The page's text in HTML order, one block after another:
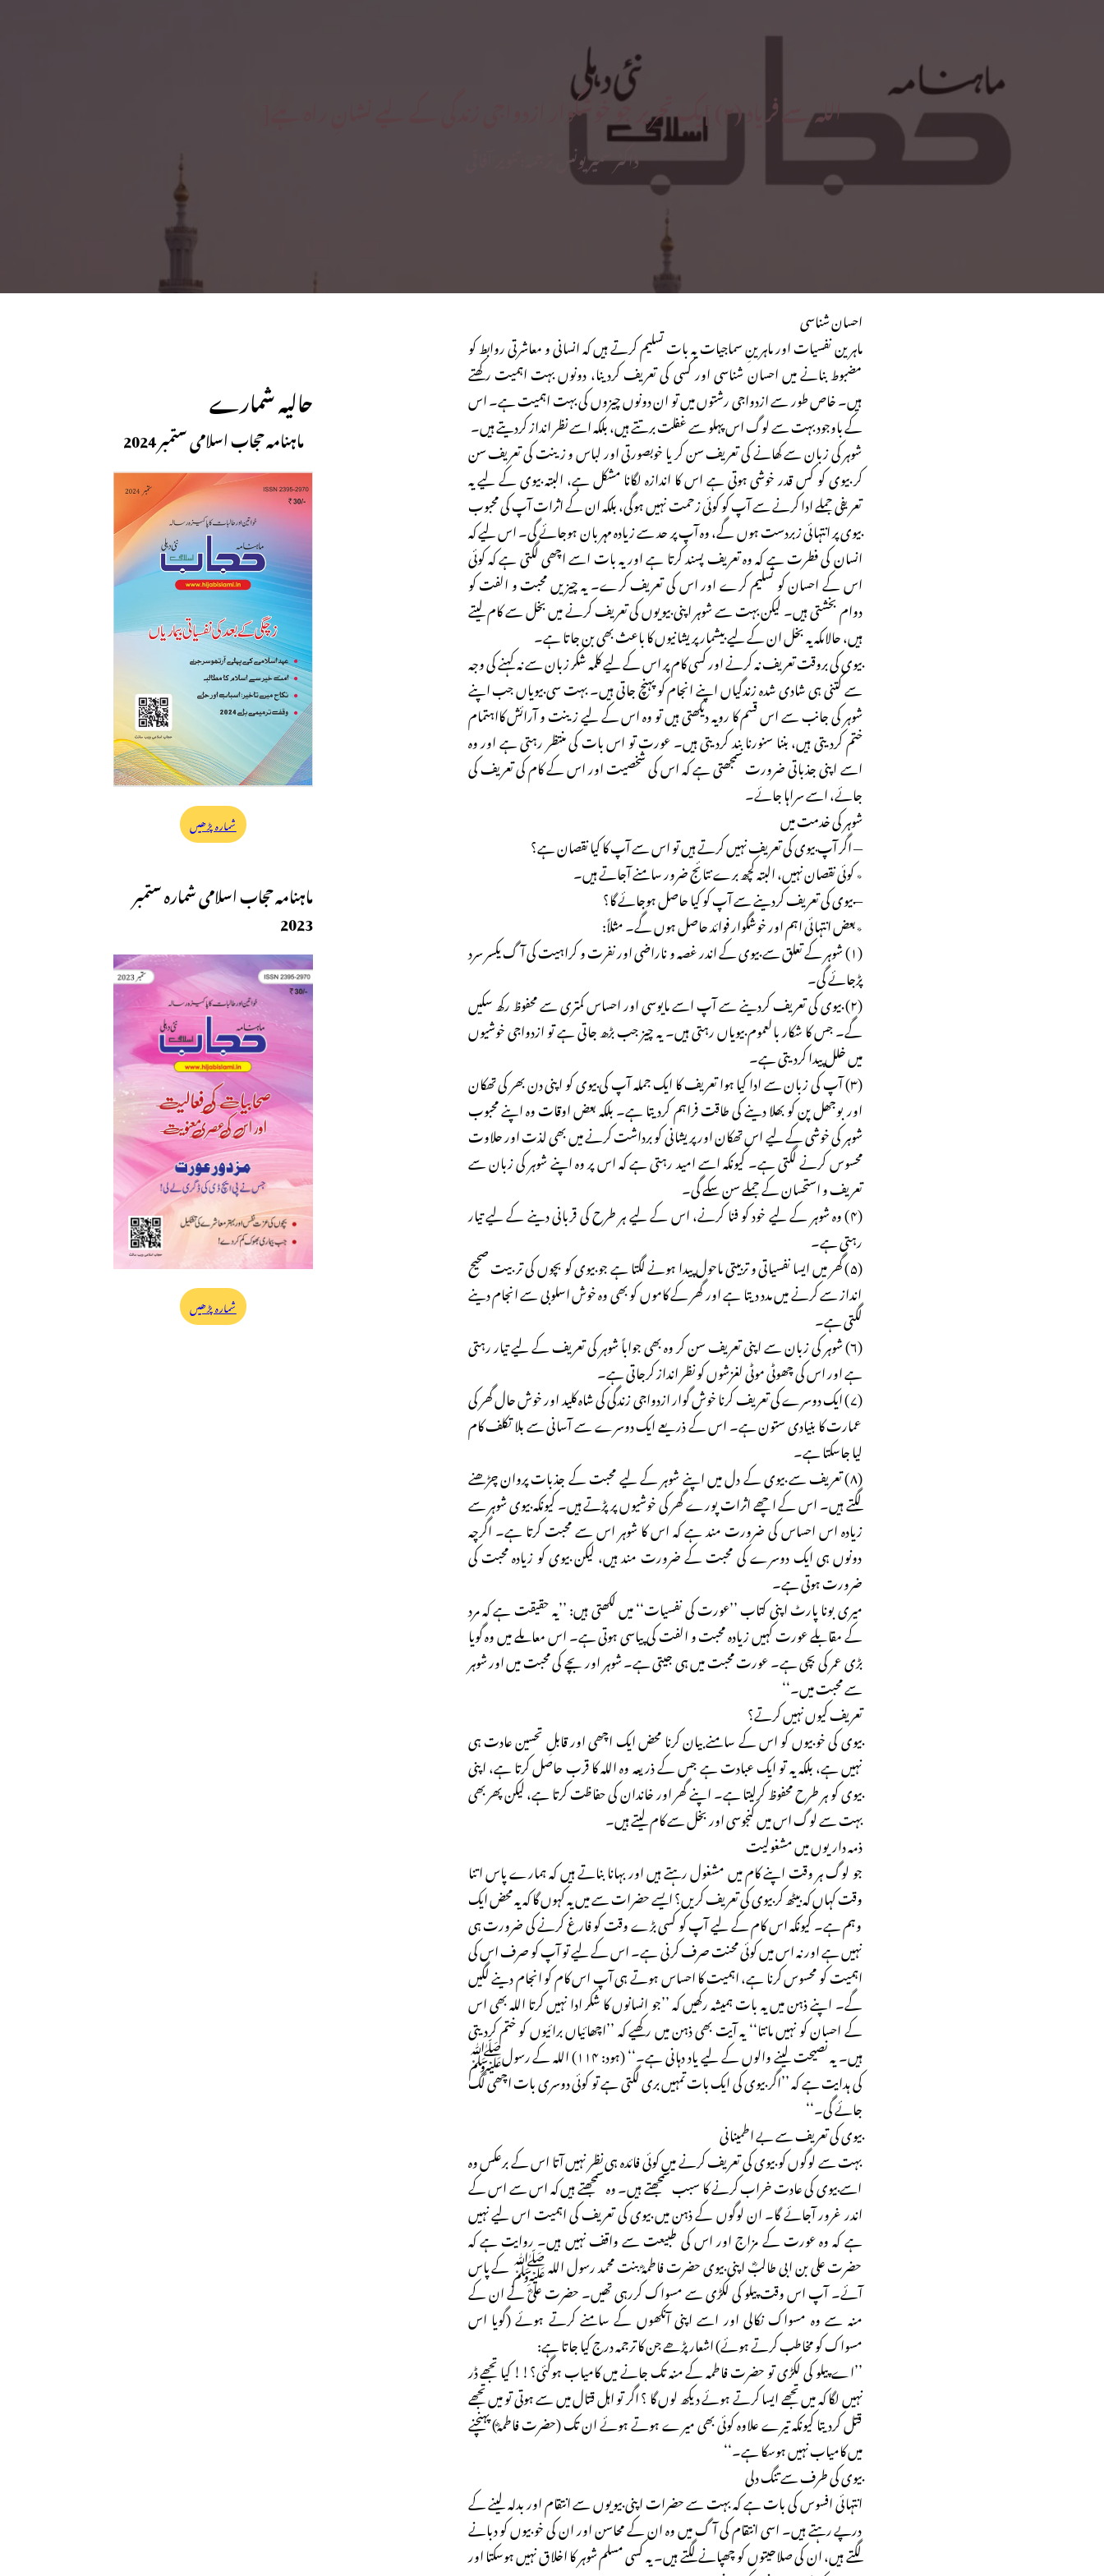
اللہ سے فریاد (۲) ]یک تحریر جو خوشگوار ازدواجی زندگی کے لیے نشانِ راہ ہے[
ڈاکٹر سمیر یونس ترجمہ: تنویر آفاقی
احسان شناسی
ماہرین نفسیات اور ماہرینِ سماجیات یہ بات تسلیم کرتے ہیں کہ انسانی و معاشرتی روابط کو
مضبوط بنانے میں احسان شناسی اور کسی کی تعریف کردینا، دونوں بہت اہمیت رکھتے
ہیں۔ خاص طور سے ازدواجی رشتوں میں تو ان دونوں چیزوں کی بہت اہمیت ہے۔ اس
کے باوجود بہت سے لوگ اس پہلو سے غفلت برتتے ہیں، بلکہ اسے نظر انداز کردیتے ہیں۔
شوہر کی زبان سے کھانے کی تعریف سن کر یا خوبصورتی اور لباس و زینت کی تعریف سن
کر بیوی کو کس قدر خوشی ہوتی ہے اس کا اندازہ لگانا مشکل ہے، البتہ بیوی کے لیے یہ
تعریفی جملے ادا کرنے سے آپ کو کوئی زحمت نہیں ہوگی، بلکہ ان کے اثرات آپ کی محبوب
بیوی پر انتہائی زبردست ہوں گے، وہ آپ پر حد سے زیادہ مہربان ہوجائے گی۔ اس لیے کہ
انسان کی فطرت ہے کہ وہ تعریف پسند کرتا ہے اور یہ بات اسے اچھی لگتی ہے کہ کوئی
اس کے احسان کو تسلیم کرے اور اس کی تعریف کرے۔ یہ چیزیں محبت و الفت کو
دوام بخشتی ہیں۔ لیکن بہت سے شوہر اپنی بیویوں کی تعریف کرنے میں بخل سے کام لیتے
ہیں، حالاںکہ یہ بخل ان کے لیے بیشمار پریشانیوں کا باعث بھی بن جاتا ہے۔
بیوی کی بروقت تعریف نہ کرنے اور کسی کام پر اس کے لیے کلمہ شکر زبان سے نہ کہنے کی وجہ
سے کتنی ہی شادی شدہ زندگیاں اپنے انجام کو پہنچ جاتی ہیں۔ بہت سی بیویاں جب اپنے
شوہر کی جانب سے اس قسم کا رویہ دیکھتی ہیں تو وہ اس کے لیے زینت و آرائش کااہتمام
ختم کردیتی ہیں، بننا سنورنا بند کردیتی ہیں۔ عورت تو اس بات کی منتظر رہتی ہے اور وہ
اسے اپنی جذباتی ضرورت سمجھتی ہے کہ اس کی شخصیت اور اس کے کام کی تعریف کی
جائے، اسے سراہا جائے۔
شوہر کی خدمت میں
— اگر آپ بیوی کی تعریف نہیں کرتے ہیں تو اس سے آپ کا کیا نقصان ہے؟
٭ کوئی نقصان نہیں، البتہ کچھ برے نتائج ضرور سامنے آجاتے ہیں۔
—بیوی کی تعریف کردینے سے آپ کو کیا حاصل ہوجائے گا؟
٭بعض انتہائی اہم اور خوشگوار فوائد حاصل ہوں گے۔ مثلاً:
(۱) شوہر کے تعلق سے بیوی کے اندر غصہ و ناراضی اور نفرت و کراہیت کی آگ یکسر سرد
پڑجائے گی۔
(۲) بیوی کی تعریف کردینے سے آپ اسے مایوسی اور احساس کمتری سے محفوظ رکھ سکیں
گے۔ جس کا شکار بالعموم بیویاں رہتی ہیں۔ یہ چیز جب بڑھ جاتی ہے تو ازدواجی خوشیوں
میں خلل پیدا کردیتی ہے۔
(۳) آپ کی زبان سے ادا کیا ہوا تعریف کا ایک جملہ آپ کی بیوی کو اپنی دن بھر کی تھکان
اور بوجھل پن کو بھلا دینے کی طاقت فراہم کردیتا ہے۔ بلکہ بعض اوقات وہ اپنے محبوب
شوہر کی خوشی کے لیے اس تھکان اور پریشانی کو برداشت کرنے میں بھی لذت اور حلاوت
محسوس کرنے لگتی ہے۔ کیونکہ اسے امید رہتی ہے کہ اس پر وہ اپنے شوہر کی زبان سے
تعریف و استحسان کے جملے سن سکے گی۔
(۴) وہ شوہر کے لیے خود کو فنا کرنے، اس کے لیے ہر طرح کی قربانی دینے کے لیے تیار
رہتی ہے۔
(۵) گھر میں ایسا نفسیاتی و تربیتی ماحول پیدا ہونے لگتا ہے جو بیوی کو بچوں کی تربیت صحیح
انداز سے کرنے میں مدد دیتا ہے اور گھر کے کاموں کو بھی وہ خوش اسلوبی سے انجام دینے
لگتی ہے۔
(۶) شوہر کی زبان سے اپنی تعریف سن کر وہ بھی جواباً شوہر کی تعریف کے لیے تیار رہتی
ہے اور اس کی چھوٹی موٹی لغزشوں کو نظر انداز کرجاتی ہے۔
(۷) ایک دوسرے کی تعریف کرنا خوش گوار ازدواجی زندگی کی شاہ کلید اور خوش حال گھر کی
عمارت کا بنیادی ستون ہے۔ اس کے ذریعے ایک دوسرے سے آسانی سے بلا تکلف کام
لیا جاسکتا ہے۔
(۸) تعریف سے بیوی کے دل میں اپنے شوہر کے لیے محبت کے جذبات پروان چڑھنے
لگتے ہیں۔ اس کے اچھے اثرات پورے گھر کی خوشیوں پر پڑتے ہیں۔ کیونکہ بیوی شوہر سے
زیادہ اس احساس کی ضرورت مند ہے کہ اس کا شوہر اس سے محبت کرتا ہے۔ اگرچہ
دونوں ہی ایک دوسرے کی محبت کے ضرورت مند ہیں، لیکن بیوی کو زیادہ محبت کی
ضرورت ہوتی ہے۔
میری بونا پارٹ اپنی کتاب ’’عورت کی نفسیات‘‘ میں لکھتی ہیں: ’’یہ حقیقت ہے کہ مرد
کے مقابلے عورت کہیں زیادہ محبت و الفت کی پیاسی ہوتی ہے۔ اس معاملے میں وہ گویا
بڑی عمر کی بچی ہے۔ عورت محبت میں ہی جیتی ہے۔ شوہر اور بچے کی محبت میں اور شوہر
سے محبت میں۔‘‘
تعریف کیوں نہیں کرتے؟
بیوی کی خوبیوں کو اس کے سامنے بیان کرنا محض ایک اچھی اور قابلِ تحسین عادت ہی
نہیں ہے، بلکہ یہ تو ایک عبادت ہے جس کے ذریعہ وہ اللہ کا قرب حاصل کرتا ہے، اپنی
بیوی کو ہر طرح محفوظ کرلیتا ہے۔ اپنے گھر اور خاندان کی حفاظت کرتا ہے، لیکن پھر بھی
بہت سے لوگ اس میں کنجوسی اور بخل سے کام لیتے ہیں۔
ذمہ داریوں میں مشغولیت
جو لوگ ہر وقت اپنے کام میں مشغول رہتے ہیں اور بہانا بناتے ہیں کہ ہمارے پاس اتنا
وقت کہاں کہ بیٹھ کر بیوی کی تعریف کریں؟ ایسے حضرات سے میں یہ کہوں گا کہ یہ محض ایک
وہم ہے۔ کیونکہ اس کام کے لیے آپ کو کسی بڑے وقت کو فارغ کرنے کی ضرورت ہی
نہیں ہے اور نہ اس میں کوئی محنت صرف کرنی ہے۔ اس کے لیے تو آپ کو صرف اس کی
اہمیت کو محسوس کرنا ہے، اہمیت کا احساس ہوتے ہی آپ اس کام کو انجام دینے لگیں
گے۔ اپنے ذہن میں یہ بات ہمیشہ رکھیں کہ ’’جو انسانوں کا شکر ادا نہیں کرتا اللہ بھی اس
کے احسان کو نہیں مانتا‘‘ یہ آیت بھی ذہن میں رکھیے کہ ’’اچھائیاں برائیوں کو ختم کردیتی
ہیں۔ یہ نصیحت لینے والوں کے لیے یاد دہانی ہے۔‘‘ (ہود: ۱۱۴) اللہ کے رسولﷺ
کی ہدایت ہے کہ ’’اگر بیوی کی ایک بات تمہیں بری لگتی ہے تو کوئی دوسری بات اچھی لگ
جائے گی۔‘‘
بیوی کی تعریف سے بے اطمینانی
بہت سے لوگوں کو بیوی کی تعریف کرنے میں کوئی فائدہ ہی نظر نہیں آتا اس کے برعکس وہ
اسے بیوی کی عادت خراب کرنے کا سبب سمجھتے ہیں۔ وہ سمجھتے ہیں کہ اس سے اس کے
اندر غرور آجائے گا۔ ان لوگوں کے ذہن میں بیوی کی تعریف کی اہمیت اس لیے نہیں
ہے کہ وہ عورت کے مزاج اور اس کی طبیعت سے واقف نہیں ہیں۔ روایت ہے کہ
حضرت علی بن ابی طالبؓ اپنی بیوی حضرت فاطمہؓ بنت محمد رسول اللہ ﷺ کے پاس
آئے۔ آپ اس وقت پیلو کی لکڑی سے مسواک کررہی تھیں۔ حضرت علیؓ نے ان کے
منہ سے وہ مسواک نکالی اور اسے اپنی آنکھوں کے سامنے کرتے ہوئے (گویا اس
مسواک کو مخاطب کرتے ہوئے) اشعار پڑھے جن کا ترجمہ درج کیا جاتا ہے:
’’اے پیلو کی لکڑی تو حضرت فاطمہ کے منہ تک جانے میں کامیاب ہوگئی؟!! کیا تجھے ڈر
نہیں لگا کہ میں تجھے ایسا کرتے ہوئے دیکھ لوں گا ؟ اگر تو اہل قتال میں سے ہوتی تو میں تجھے
قتل کردیتا کیونکہ تیرے علاوہ کوئی بھی میرے ہوتے ہوئے ان تک (حضرت فاطمہؓ) پہنچنے
میں کامیاب نہیں ہوسکا ہے۔‘‘
بیوی کی طرف سے تنگ دلی
انتہائی افسوس کی بات ہے کہ بہت سے حضرات اپنی بیویوں سے انتقام اور بدلہ لینے کے
درپے رہتے ہیں۔ اسی انتقام کی آگ میں وہ ان کے محاسن اور ان کی خوبیوں کو دبانے
لگتے ہیں، ان کی صلاحیتوں کو چھپانے لگتے ہیں۔ یہ کسی مسلم شوہر کا اخلاق نہیں ہوسکتا اور
حالیہ شمارے
ماہنامہ حجاب اسلامی ستمبر 2024
شمارہ پڑھیں
ماہنامہ حجاب اسلامی شمارہ ستمبر
2023
شمارہ پڑھیں